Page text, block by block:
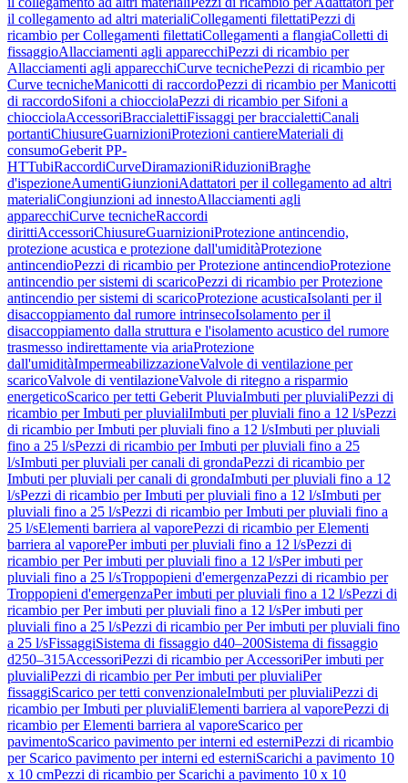
il collegamento ad altri materialiCollegamenti filettatiPezzi di
ricambio per Collegamenti filettatiCollegamenti a flangiaColletti di
fissaggioAllacciamenti agli apparecchiPezzi di ricambio per
Allacciamenti agli apparecchiCurve tecnichePezzi di ricambio per
Curve tecnicheManicotti di raccordoPezzi di ricambio per Manicotti
di raccordoSifoni a chiocciolaPezzi di ricambio per Sifoni a
chiocciolaAccessoriBraccialettiFissaggi per braccialettiCanali
portantiChiusureGuarnizioniProtezioni cantiereMateriali di
consumoGeberit PP-
HTTubiRaccordiCurveDiramazioniRiduzioniBraghe
d'ispezioneAumentiGiunzioniAdattatori per il collegamento ad altri
materialiCongiunzioni ad innestoAllacciamenti agli
apparecchiCurve tecnicheRaccordi
dirittiAccessoriChiusureGuarnizioniProtezione antincendio,
protezione acustica e protezione dall'umiditàProtezione
antincendioPezzi di ricambio per Protezione antincendioProtezione
antincendio per sistemi di scaricoPezzi di ricambio per Protezione
antincendio per sistemi di scaricoProtezione acusticaIsolanti per il
disaccoppiamento dal rumore intrinsecoIsolamento per il
disaccoppiamento dalla struttura e l'isolamento acustico del rumore
trasmesso indirettamente via ariaProtezione
dall'umiditàImpermeabilizzazioneValvole di ventilazione per
scaricoValvole di ventilazioneValvole di ritegno a risparmio
energeticoScarico per tetti Geberit PluviaImbuti per pluvialiPezzi di
ricambio per Imbuti per pluvialiImbuti per pluviali fino a 12 l/sPezzi
di ricambio per Imbuti per pluviali fino a 12 l/sImbuti per pluviali
fino a 25 l/sPezzi di ricambio per Imbuti per pluviali fino a 25
l/sImbuti per pluviali per canali di grondaPezzi di ricambio per
Imbuti per pluviali per canali di grondaImbuti per pluviali fino a 12
l/sPezzi di ricambio per Imbuti per pluviali fino a 12 l/sImbuti per
pluviali fino a 25 l/sPezzi di ricambio per Imbuti per pluviali fino a
25 l/sElementi barriera al vaporePezzi di ricambio per Elementi
barriera al vaporePer imbuti per pluviali fino a 12 l/sPezzi di
ricambio per Per imbuti per pluviali fino a 12 l/sPer imbuti per
pluviali fino a 25 l/sTroppopieni d'emergenzaPezzi di ricambio per
Troppopieni d'emergenzaPer imbuti per pluviali fino a 12 l/sPezzi di
ricambio per Per imbuti per pluviali fino a 12 l/sPer imbuti per
pluviali fino a 25 l/sPezzi di ricambio per Per imbuti per pluviali fino
a 25 l/sFissaggiSistema di fissaggio d40–200Sistema di fissaggio
d250–315AccessoriPezzi di ricambio per AccessoriPer imbuti per
pluvialiPezzi di ricambio per Per imbuti per pluvialiPer
fissaggiScarico per tetti convenzionaleImbuti per pluvialiPezzi di
ricambio per Imbuti per pluvialiElementi barriera al vaporePezzi di
ricambio per Elementi barriera al vaporeScarico per
pavimentoScarico pavimento per interni ed esterniPezzi di ricambio
per Scarico pavimento per interni ed esterniScarichi a pavimento 10
x 10 cmPezzi di ricambio per Scarichi a pavimento 10 x 10